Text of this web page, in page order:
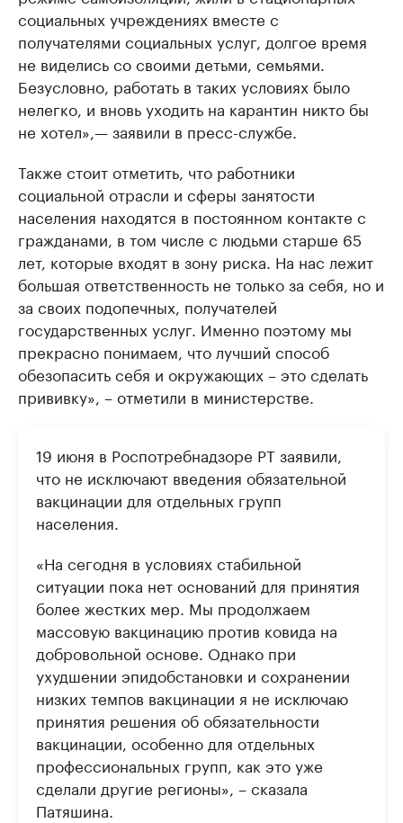
социальных учреждениях вместе с
получателями социальных услуг, долгое время
не виделись со своими детьми, семьями.
Безусловно, работать в таких условиях было
нелегко, и вновь уходить на карантин никто бы
не хотел»,— заявили в пресс-службе.
Также стоит отметить, что работники
социальной отрасли и сферы занятости
населения находятся в постоянном контакте с
гражданами, в том числе с людьми старше 65
лет, которые входят в зону риска. На нас лежит
большая ответственность не только за себя, но и
за своих подопечных, получателей
государственных услуг. Именно поэтому мы
прекрасно понимаем, что лучший способ
обезопасить себя и окружающих – это сделать
прививку», – отметили в министерстве.
19 июня в Роспотребнадзоре РТ заявили,
что не исключают введения обязательной
вакцинации для отдельных групп
населения.
«На сегодня в условиях стабильной
ситуации пока нет оснований для принятия
более жестких мер. Мы продолжаем
массовую вакцинацию против ковида на
добровольной основе. Однако при
ухудшении эпидобстановки и сохранении
низких темпов вакцинации я не исключаю
принятия решения об обязательности
вакцинации, особенно для отдельных
профессиональных групп, как это уже
сделали другие регионы», – сказала
Патяшина.